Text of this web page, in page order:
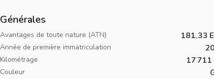
Générales
Avantages de toute nature (ATN) 181.33
Année de première immatriculation
Kilométrage 17 711
Couleur